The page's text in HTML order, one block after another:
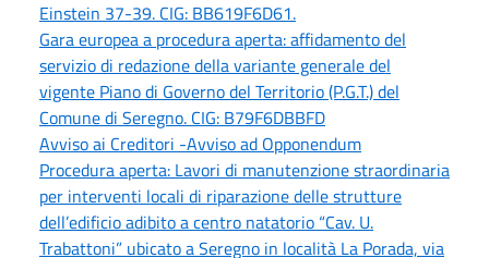
Einstein 37-39. CIG: BB619F6D61.
Gara europea a procedura aperta: affidamento del
servizio di redazione della variante generale del
vigente Piano di Governo del Territorio (P.G.T.) del
Comune di Seregno. CIG: B79F6DBBFD
Avviso ai Creditori -Avviso ad Opponendum
Procedura aperta: Lavori di manutenzione straordinaria
per interventi locali di riparazione delle strutture
dell’edificio adibito a centro natatorio “Cav. U.
Trabattoni” ubicato a Seregno in località La Porada, via